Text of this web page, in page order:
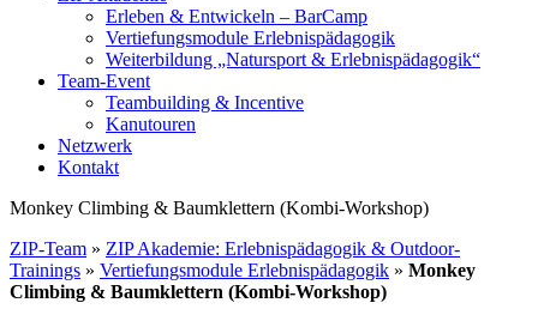
Erleben & Entwickeln – BarCamp
Vertiefungsmodule Erlebnispädagogik
Weiterbildung „Natursport & Erlebnispädagogik“
Team-Event
Teambuilding & Incentive
Kanutouren
Netzwerk
Kontakt
Monkey Climbing & Baumklettern (Kombi-Workshop)
ZIP-Team » ZIP Akademie: Erlebnispädagogik & Outdoor-
Trainings » Vertiefungsmodule Erlebnispädagogik » Monkey
Climbing & Baumklettern (Kombi-Workshop)